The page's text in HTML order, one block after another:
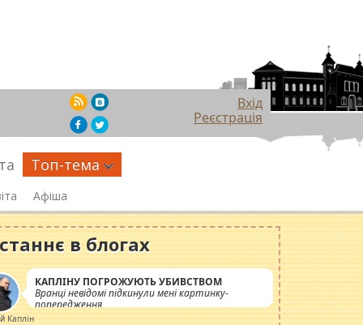
Вхід
Реєстрація
Топ-тема
Афіша
в блогах
КАПЛІНУ ПОГРОЖУЮТЬ УБИВСТВОМ
Вранці невідомі підкинули мені картинку-
попередження
Каплін